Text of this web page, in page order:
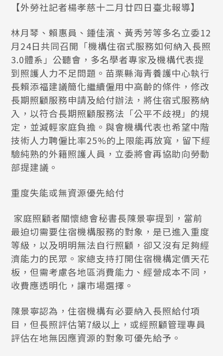
【外勞社記者楊孝慈十二月廿四日臺北報導】
林月琴、賴惠員、鍾佳濱、黃秀芳等多名立委12
月24日共同召開「機構住宿式服務如何納入長照
3.0體系」公聽會，多名學者專家及機構代表提
到照護人力不足問題。苗栗縣海青養護中心執行
長賴添福建議簡化繼續僱用中高齡的條件，修改
長期照顧服務申請及給付辦法，將住宿式服務納
入，以符合長期照顧服務法「公平不歧視」的規
定，並減輕家庭負擔。與會機構代表也希望中階
技術人力聘僱比率25%的上限能再放寬，留下經
驗純熟的外籍照護人員，立委將會再協助向勞動
部提建議。
重度失能或無資源優先給付
家庭照顧者關懷總會秘書長陳景寧提到，當前
最迫切需要住宿機構服務的對象，是已進入重度
等級，以及明明無法自行照顧，卻又沒有足夠經
濟能力的民眾。家總支持打開住宿機構定價天花
板，但需考慮各地區消費能力、經營成本不同，
收費應透明化，讓市場選擇。
陳景寧認為，住宿機構有必要納入長照給付項
目，但長照評估第7級以上，或經照顧管理專員
評估在地無因應資源的對象可優先給予。